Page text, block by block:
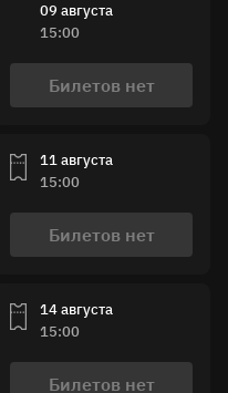
09 августа
15:00
Билетов нет
11 августа
15:00
Билетов нет
14 августа
15:00
Билетов нет